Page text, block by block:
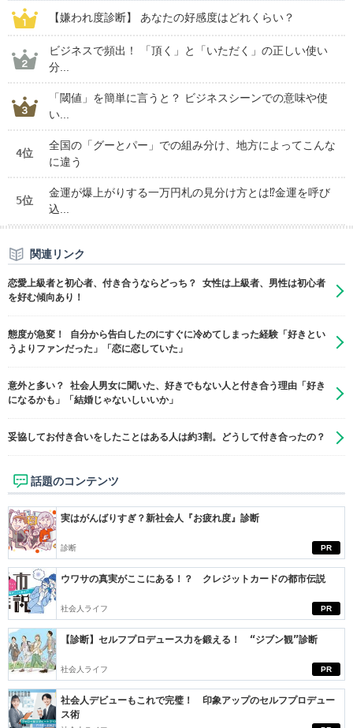
【嫌われ度診断】 あなたの好感度はどれくらい？
ビジネスで頻出！ 「頂く」と「いただく」の正しい使い
分...
「閾値」を簡単に言うと？ ビジネスシーンでの意味や使
い...
4位
全国の「グーとパー」での組み分け、地方によってこんな
に違う
5位
金運が爆上がりする一万円札の見分け方とは⁉金運を呼び
込...
関連リンク
恋愛上級者と初心者、付き合うならどっち？ 女性は上級者、男性は初心者
を好む傾向あり！
態度が急変！ 自分から告白したのにすぐに冷めてしまった経験「好きとい
うよりファンだった」「恋に恋していた」
意外と多い？ 社会人男女に聞いた、好きでもない人と付き合う理由「好き
になるかも」「結婚じゃないしいいか」
妥協してお付き合いをしたことはある人は約3割。どうして付き合ったの？
話題のコンテンツ
PR
実はがんばりすぎ？新社会人『お疲れ度』診断
診断
PR
ウワサの真実がここにある！？ クレジットカードの都市伝説
社会人ライフ
PR
【診断】セルフプロデュース力を鍛える！ “ジブン観”診断
社会人ライフ
社会人デビューもこれで完璧！ 印象アップのセルフプロデュー
ス術